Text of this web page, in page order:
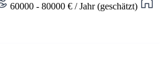
60000 - 80000 € / Jahr (geschätzt)